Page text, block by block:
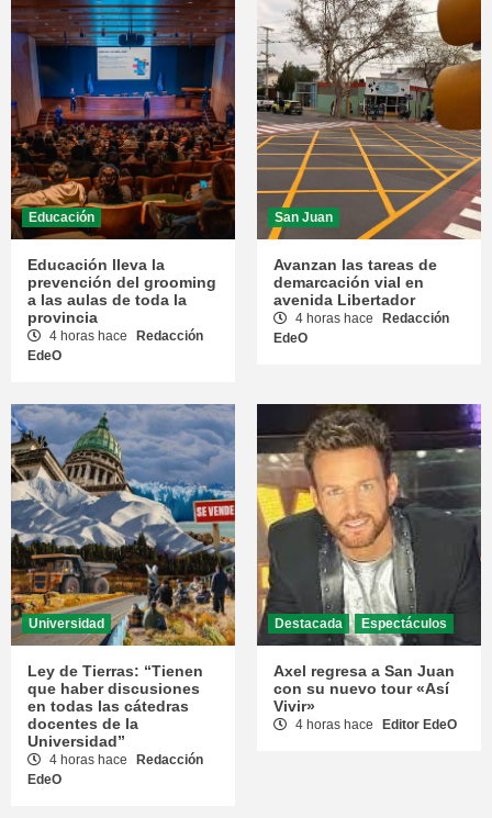
Educación
Educación lleva la
prevención del grooming
a las aulas de toda la
provincia
4 horas hace
Redacción
EdeO
San Juan
Avanzan las tareas de
demarcación vial en
avenida Libertador
4 horas hace
Redacción
EdeO
Universidad
Ley de Tierras: “Tienen
que haber discusiones
en todas las cátedras
docentes de la
Universidad”
4 horas hace
Redacción
EdeO
Destacada Espectáculos
Axel regresa a San Juan
con su nuevo tour «Así
Vivir»
4 horas hace Editor EdeO